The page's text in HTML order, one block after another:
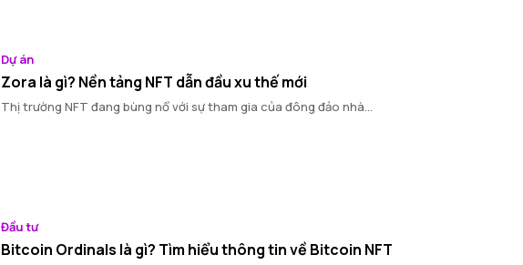
Dự án
Zora là gì? Nền tảng NFT dẫn đầu xu thế mới
Thị trường NFT đang bùng nổ với sự tham gia của đông đảo nhà...
Đầu tư
Bitcoin Ordinals là gì? Tìm hiểu thông tin về Bitcoin NFT